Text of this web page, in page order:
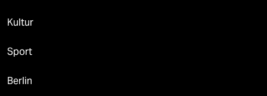
Kultur
Sport
Berlin